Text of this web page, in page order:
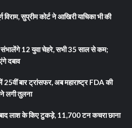
सुप्रीम कोर्ट ने आखिरी याचिका भी की
संभालेंगे 12 युवा चेहरे, सभी 35 साल से कम;
दबाव
बार ट्रांसफर, अब महाराष्ट्र FDA की
लगी तुलना
लाश के किए टुकड़े, 11,700 टन कचरा छाना